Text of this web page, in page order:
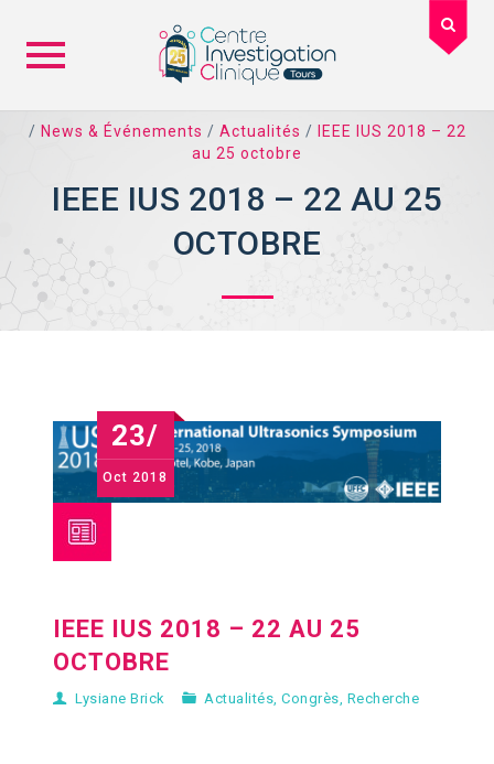
Skip
/ News & Événements / Actualités /
IEEE IUS 2018 – 22
au 25 octobre
IEEE IUS 2018 – 22 AU 25
OCTOBRE
23/
Oct 2018
IEEE IUS 2018 – 22 AU 25
OCTOBRE
Lysiane Brick Actualités ,Congrès Recherche